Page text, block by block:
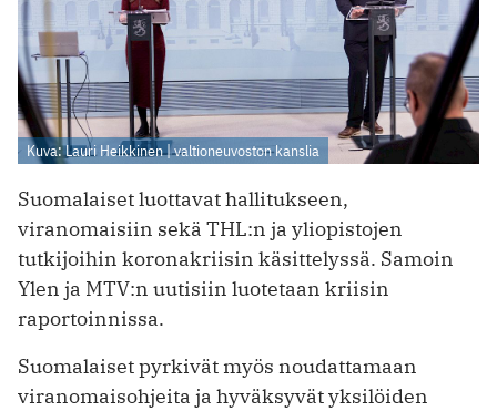
Kuva: Lauri Heikkinen | valtioneuvoston kanslia
Suomalaiset luottavat hallitukseen,
viranomaisiin sekä THL:n ja yliopistojen
tutkijoihin koronakriisin käsittelyssä. Samoin
Ylen ja MTV:n uutisiin luotetaan kriisin
raportoinnissa.
Suomalaiset pyrkivät myös noudattamaan
viranomaisohjeita ja hyväksyvät yksilöiden